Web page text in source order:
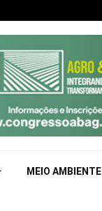
MEIO AMBIENTE